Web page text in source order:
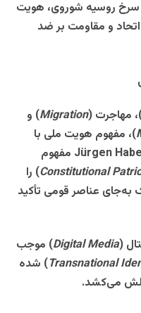
سرخ روسیه شوروی، هویت
و مقاومت بر ضد
، مهاجرت (
Migration
) و
)، مفهوم هویت ملی با
مفهوم
Constitutional
) را
به‌جای عناصر قومی تأکید
(
Digital Media
) موجب
Transnational
) شده
می‌کشد.